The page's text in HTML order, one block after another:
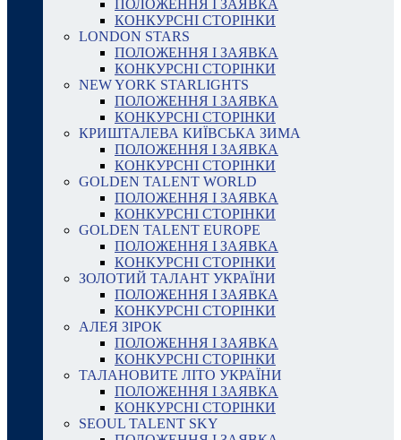
ПОЛОЖЕННЯ І ЗАЯВКА
КОНКУРСНІ СТОРІНКИ
LONDON STARS
ПОЛОЖЕННЯ І ЗАЯВКА
КОНКУРСНІ СТОРІНКИ
NEW YORK STARLIGHTS
ПОЛОЖЕННЯ І ЗАЯВКА
КОНКУРСНІ СТОРІНКИ
КРИШТАЛЕВА КИЇВСЬКА ЗИМА
ПОЛОЖЕННЯ І ЗАЯВКА
КОНКУРСНІ СТОРІНКИ
GOLDEN TALENT WORLD
ПОЛОЖЕННЯ І ЗАЯВКА
КОНКУРСНІ СТОРІНКИ
GOLDEN TALENT EUROPE
ПОЛОЖЕННЯ І ЗАЯВКА
КОНКУРСНІ СТОРІНКИ
ЗОЛОТИЙ ТАЛАНТ УКРАЇНИ
ПОЛОЖЕННЯ І ЗАЯВКА
КОНКУРСНІ СТОРІНКИ
АЛЕЯ ЗІРОК
ПОЛОЖЕННЯ І ЗАЯВКА
КОНКУРСНІ СТОРІНКИ
ТАЛАНОВИТЕ ЛІТО УКРАЇНИ
ПОЛОЖЕННЯ І ЗАЯВКА
КОНКУРСНІ СТОРІНКИ
SEOUL TALENT SKY